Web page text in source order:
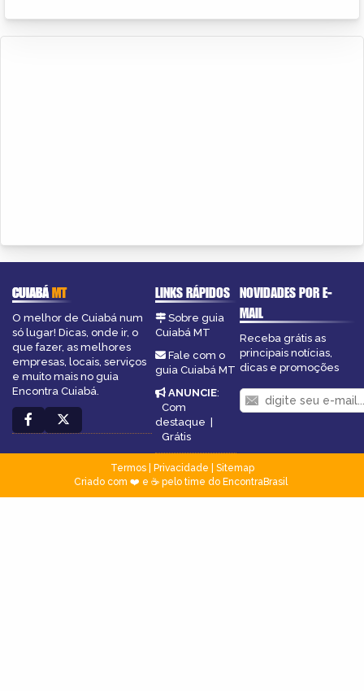
CUIABÁMT
O melhor de Cuiabá num
só lugar! Dicas, onde ir, o
que fazer, as melhores
empresas, locais, serviços
e muito mais no guia
Encontra Cuiabá.
LINKS RÁPIDOS
Sobre guia
Cuiabá MT
Fale com o
guia Cuiabá MT
ANUNCIE:
Com
destaque |
Grátis
NOVIDADES POR E-
MAIL
Receba grátis as
principais notícias,
dicas e promoções
Termos| Privacidade
Sitemap
Criado com ❤️ e ☕ pelo time do EncontraBrasil